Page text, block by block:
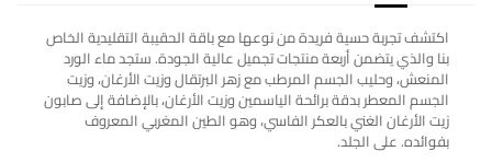
اكتشف تجربة حسية فريدة من نوعها مع باقة الحقيبة التقليدية الخاص
بنا والذي يتضمن أربعة منتجات تجميل عالية الجودة. ستجد ماء الورد
المنعش، وحليب الجسم المرطب مع زهر البرتقال وزيت الأرغان، وزيت
الجسم المعطر بدقة برائحة الياسمين وزيت الأرغان، بالإضافة إلى صابون
زيت الأرغان الغني بالعكر الفاسي، وهو الطين المغربي المعروف
بفوائده. على الجلد.